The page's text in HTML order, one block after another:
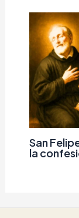
San
la